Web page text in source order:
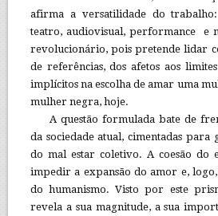
afirma a versatilidade do
teatro, audiovisual, performance e
revolucionário, pois pretende lidar
de referências, dos afetos aos
implícitos na escolha de amar uma
mulher negra, hoje.
A questão formulada bate de
da sociedade atual, cimentadas
do mal estar coletivo. A coesão do
impedir a expansão do amor e,
do humanismo. Visto por este
revela a sua magnitude, a sua